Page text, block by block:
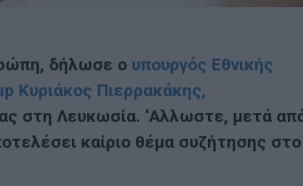
δήλωσε ο υπουργός Εθνικής
Κυριάκος Πιερρακάκης,
στη Λευκωσία. ‘Αλλωστε, μετά
καίριο θέμα συζήτησης στο